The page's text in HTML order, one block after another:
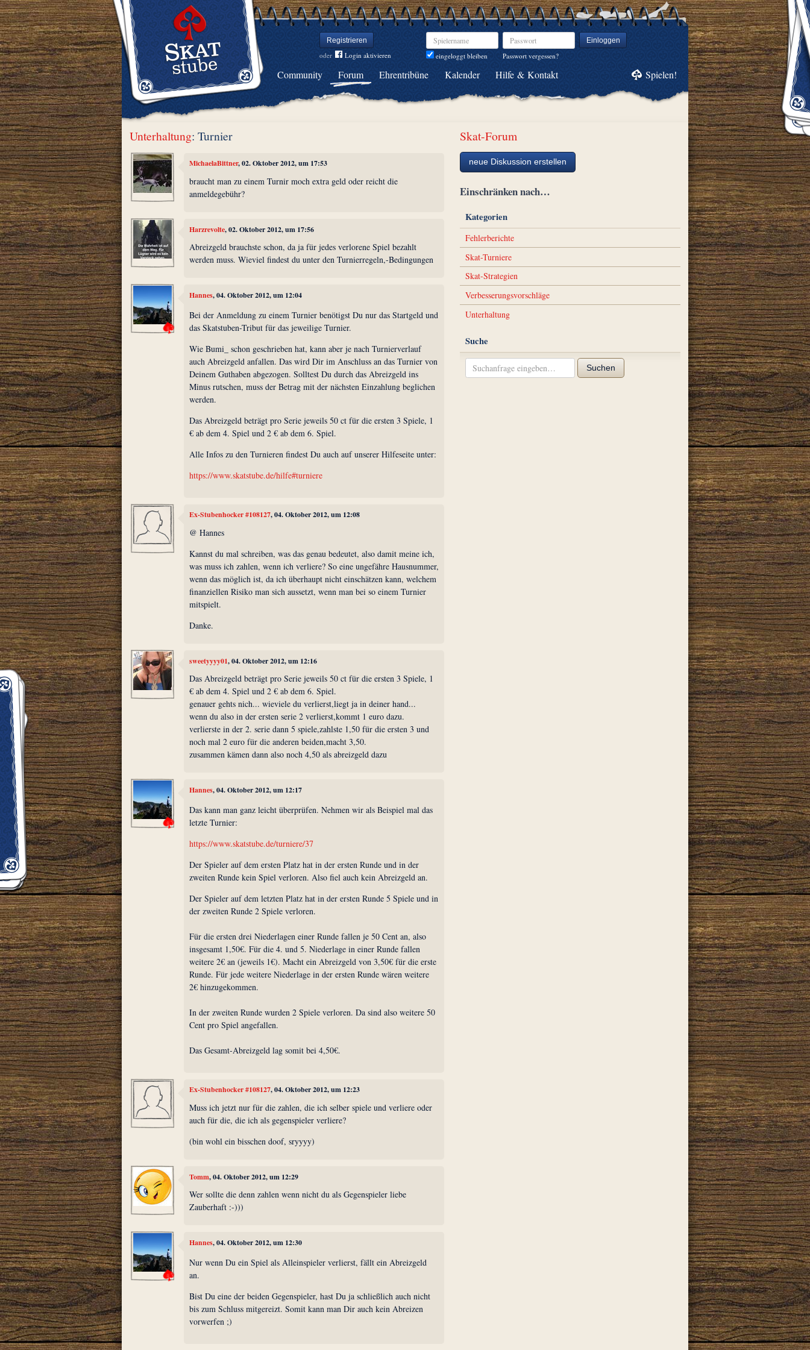
Registrieren
oder Login aktivieren
Spielername
eingeloggt bleiben
Passwort Einloggen
Passwort vergessen?
Community Forum Ehrentribüne Kalender Hilfe & Kontakt Spielen!
Unterhaltung: Turnier
MichaelaBittner, 02. Oktober 2012, um 17:53
braucht man zu einem Turnir moch extra geld oder reicht die
anmeldegebühr?
Harzrevolte, 02. Oktober 2012, um 17:56
Abreizgeld brauchste schon, da ja für jedes verlorene Spiel bezahlt
werden muss. Wieviel findest du unter den Turnierregeln,-Bedingungen
Hannes, 04. Oktober 2012, um 12:04
Bei der Anmeldung zu einem Turnier benötigst Du nur das Startgeld und
das Skatstuben-Tribut für das jeweilige Turnier.
Wie Bumi_ schon geschrieben hat, kann aber je nach Turnierverlauf
auch Abreizgeld anfallen. Das wird Dir im Anschluss an das Turnier von
Deinem Guthaben abgezogen. Solltest Du durch das Abreizgeld ins
Minus rutschen, muss der Betrag mit der nächsten Einzahlung beglichen
werden.
Das Abreizgeld beträgt pro Serie jeweils 50 ct für die ersten 3 Spiele, 1
€ ab dem 4. Spiel und 2 € ab dem 6. Spiel.
Alle Infos zu den Turnieren findest Du auch auf unserer Hilfeseite unter:
https://www.skatstube.de/hilfe#turniere
Ex-Stubenhocker #108127, 04. Oktober 2012, um 12:08
@ Hannes
Kannst du mal schreiben, was das genau bedeutet, also damit meine ich,
was muss ich zahlen, wenn ich verliere? So eine ungefähre Hausnummer,
wenn das möglich ist, da ich überhaupt nicht einschätzen kann, welchem
finanziellen Risiko man sich aussetzt, wenn man bei so einem Turnier
mitspielt.
Danke.
sweetyyyy01, 04. Oktober 2012, um 12:16
Das Abreizgeld beträgt pro Serie jeweils 50 ct für die ersten 3 Spiele, 1
€ ab dem 4. Spiel und 2 € ab dem 6. Spiel.
genauer gehts nich... wieviele du verlierst,liegt ja in deiner hand...
wenn du also in der ersten serie 2 verlierst,kommt 1 euro dazu.
verlierste in der 2. serie dann 5 spiele,zahlste 1,50 für die ersten 3 und
noch mal 2 euro für die anderen beiden,macht 3,50.
zusammen kämen dann also noch 4,50 als abreizgeld dazu
Hannes, 04. Oktober 2012, um 12:17
Das kann man ganz leicht überprüfen. Nehmen wir als Beispiel mal das
letzte Turnier:
https://www.skatstube.de/turniere/37
Der Spieler auf dem ersten Platz hat in der ersten Runde und in der
zweiten Runde kein Spiel verloren. Also fiel auch kein Abreizgeld an.
Der Spieler auf dem letzten Platz hat in der ersten Runde 5 Spiele und in
der zweiten Runde 2 Spiele verloren.
Für die ersten drei Niederlagen einer Runde fallen je 50 Cent an, also
insgesamt 1,50€. Für die 4. und 5. Niederlage in einer Runde fallen
weitere 2€ an (jeweils 1€). Macht ein Abreizgeld von 3,50€ für die erste
Runde. Für jede weitere Niederlage in der ersten Runde wären weitere
2€ hinzugekommen.
In der zweiten Runde wurden 2 Spiele verloren. Da sind also weitere 50
Cent pro Spiel angefallen.
Das Gesamt-Abreizgeld lag somit bei 4,50€.
Ex-Stubenhocker #108127, 04. Oktober 2012, um 12:23
Muss ich jetzt nur für die zahlen, die ich selber spiele und verliere oder
auch für die, die ich als gegenspieler verliere?
(bin wohl ein bisschen doof, sryyyy)
Tomm, 04. Oktober 2012, um 12:29
Wer sollte die denn zahlen wenn nicht du als Gegenspieler liebe
Zauberhaft :-)))
Hannes, 04. Oktober 2012, um 12:30
Nur wenn Du ein Spiel als Alleinspieler verlierst, fällt ein Abreizgeld
an.
Bist Du eine der beiden Gegenspieler, hast Du ja schließlich auch nicht
bis zum Schluss mitgereizt. Somit kann man Dir auch kein Abreizen
vorwerfen ;)
Skat-Forum
neue Diskussion erstellen
Einschränken nach…
Kategorien
Fehlerberichte
Skat-Turniere
Skat-Strategien
Verbesserungsvorschläge
Unterhaltung
Suche
Suchen